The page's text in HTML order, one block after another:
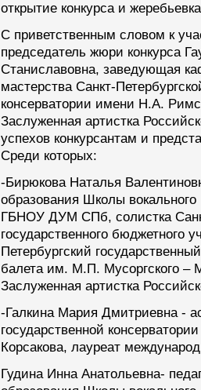
открытие конкурса и
С приветственным словом к
председатель жюри конкурса
Станиславовна, заведующая
мастерства Санкт-
консерватории имени Н.А.
Заслуженная артистка
успехов конкурсантам и
Среди которых:
-Бирюкова Наталья
образования Школы
ГБНОУ ДУМ СПб, солистка
государственного бюджетного
Петербургский
балета им. М.П. Мусоргского –
Заслуженная артистка
-Галкина Мария Дмитриевна -
государственной
Корсакова, лауреат
Гудина Инна Анатольевна-